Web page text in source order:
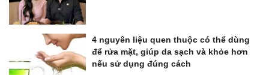
4 nguyên liệu quen thuộc có thể dùng
để rửa mặt, giúp da sạch và khỏe hơn
nếu sử dụng đúng cách